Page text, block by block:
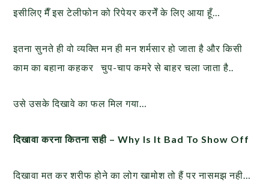
इसीलिए मैँ इस टेलीफोन को रिपेयर करनेँ के लिए आया हूँ…
इतना सुनते ही वो व्यक्ति मन ही मन शर्मसार हो जाता है और किसी
काम का बहाना कहकर चुप-चाप कमरे से बाहर चला जाता है..
उसे उसके दिखावे का फल मिल गया…
दिखावा करना कितना सही – Why Is It Bad To Show Off
दिखावा मत कर शरीफ होने का लोग खामोश तो हैं पर नासमझ नही…